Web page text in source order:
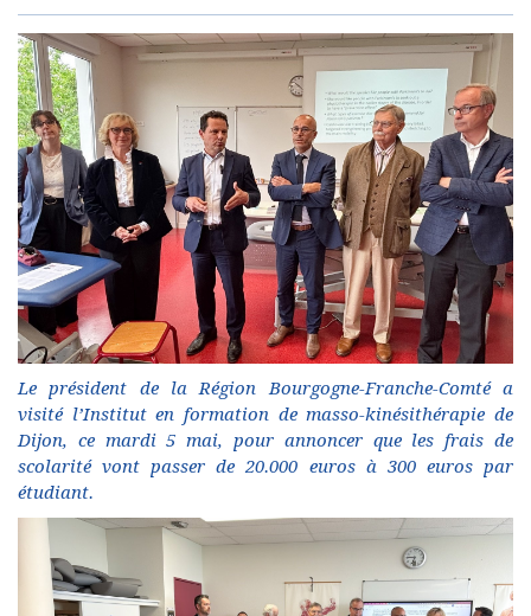
Le président de la Région Bourgogne-Franche-Comté a
visité l’Institut en formation de masso-kinésithérapie de
Dijon, ce mardi 5 mai, pour annoncer que les frais de
scolarité vont passer de 20.000 euros à 300 euros par
étudiant.